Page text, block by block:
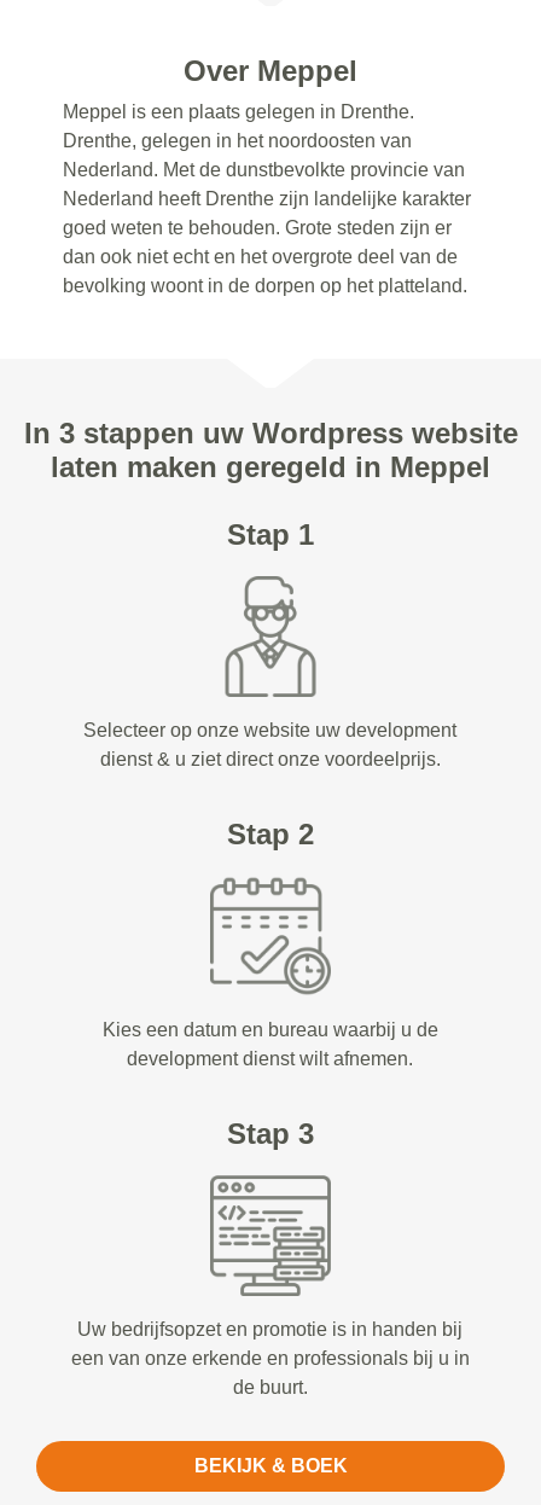
Over Meppel
Meppel is een plaats gelegen in Drenthe.
Drenthe, gelegen in het noordoosten van
Nederland. Met de dunstbevolkte provincie van
Nederland heeft Drenthe zijn landelijke karakter
goed weten te behouden. Grote steden zijn er
dan ook niet echt en het overgrote deel van de
bevolking woont in de dorpen op het platteland.
In 3 stappen uw Wordpress website
laten maken geregeld in Meppel
Stap 1
Selecteer op onze website uw development
dienst & u ziet direct onze voordeelprijs.
Stap 2
Kies een datum en bureau waarbij u de
development dienst wilt afnemen.
Stap 3
Uw bedrijfsopzet en promotie is in handen bij
een van onze erkende en professionals bij u in
de buurt.
BEKIJK & BOEK